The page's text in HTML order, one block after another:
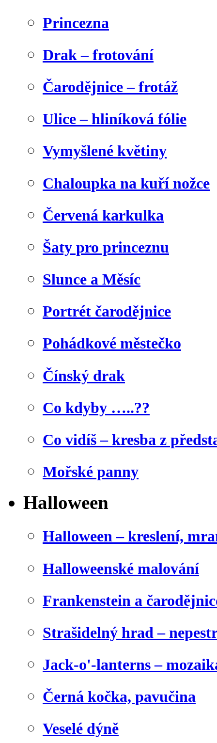
Princezna
Drak – frotování
Čarodějnice – frotáž
Ulice – hliníková fólie
Vymyšlené květiny
Chaloupka na kuří nožce
Červená karkulka
Šaty pro princeznu
Slunce a Měsíc
Portrét čarodějnice
Pohádkové městečko
Čínský drak
Co kdyby …..??
Co vidíš – kresba z
Mořské panny
Halloween
Halloween – kreslení,
Halloweenské malování
Frankenstein a
Strašidelný hrad –
Jack-o'-lanterns –
Černá kočka, pavučina
Veselé dýně